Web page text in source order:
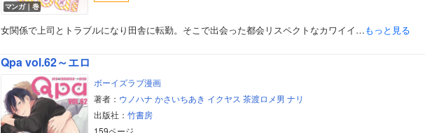
ティーンズラブ
女性写真集
マンガ｜巻
女関係で上司とトラブルになり田舎に転勤。そこで出会った都会リスペクトなカワイイ…もっと見る
Qpa vol.62～エロ
ボーイズラブ漫画
著者： ウノハナ かさいちあき イクヤス 茶渡ロメ男 ナリ
出版社： 竹書房
159ページ